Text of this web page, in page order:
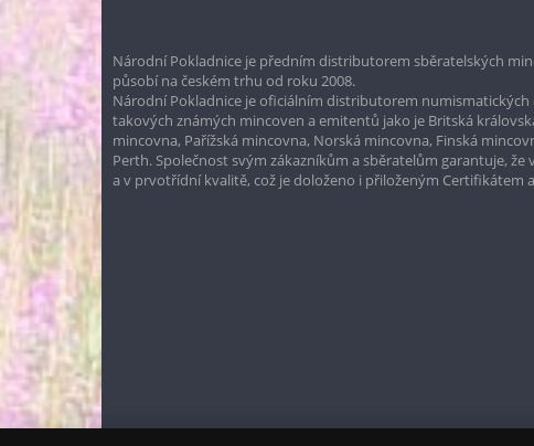
Národní Pokladnice je předním distributorem sběratelských
působí na českém trhu od roku 2008.
Národní Pokladnice je oficiálním distributorem numismatických
takových známých mincoven a emitentů jako je Britská
mincovna, Pařížská mincovna, Norská mincovna, Finská
Perth. Společnost svým zákazníkům a sběratelům garantuje,
a v prvotřídní kvalitě, což je doloženo i přiloženým Certifikátem